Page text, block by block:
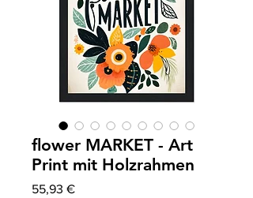
flower MARKET - Art
Print mit Holzrahmen
55,93 €Preis